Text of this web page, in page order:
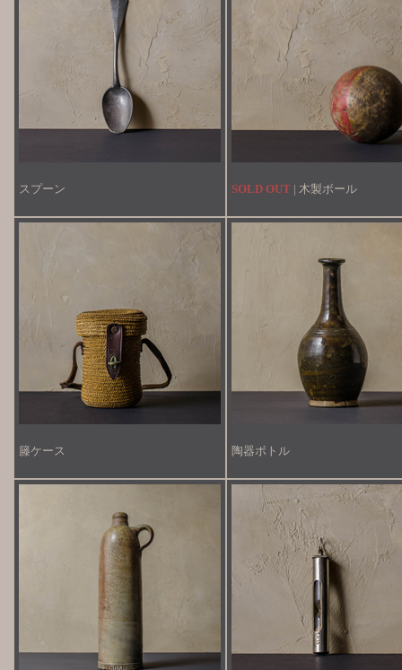
スプーン SOLD OUT | 木製ボール
籐ケース 陶器ボトル